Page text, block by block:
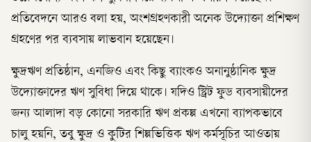
প্রতিবেদনে আরও বলা হয়, অংশগ্রহণকারী অনেক উদ্যোক্তা প্রশিক্ষণ
গ্রহণের পর ব্যবসায় লাভবান হয়েছেন।
ক্ষুদ্রঋণ প্রতিষ্ঠান, এনজিও এবং কিছু ব্যাংকও অনানুষ্ঠানিক ক্ষুদ্র
উদ্যোক্তাদের ঋণ সুবিধা দিয়ে থাকে। যদিও স্ট্রিট ফুড ব্যবসায়ীদের
জন্য আলাদা বড় কোনো সরকারি ঋণ প্রকল্প এখনো ব্যাপকভাবে
চালু হয়নি, তবু ক্ষুদ্র ও কুটির শিল্পভিত্তিক ঋণ কর্মসূচির আওতায়